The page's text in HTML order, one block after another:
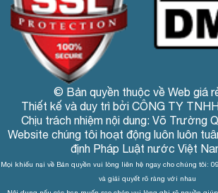
© Bản quyền thuộc về Web giá
Thiết kế và duy trì bởi CÔNG TY
Chịu trách nhiệm nội dung: Võ Trường
Website chúng tôi hoạt động luôn luôn
định Pháp Luật nước Việt
Mọi khiếu nại về Bản quyền vui lòng liên hệ ngay cho chúng tôi:
và giải quyết rõ ràng với nhau